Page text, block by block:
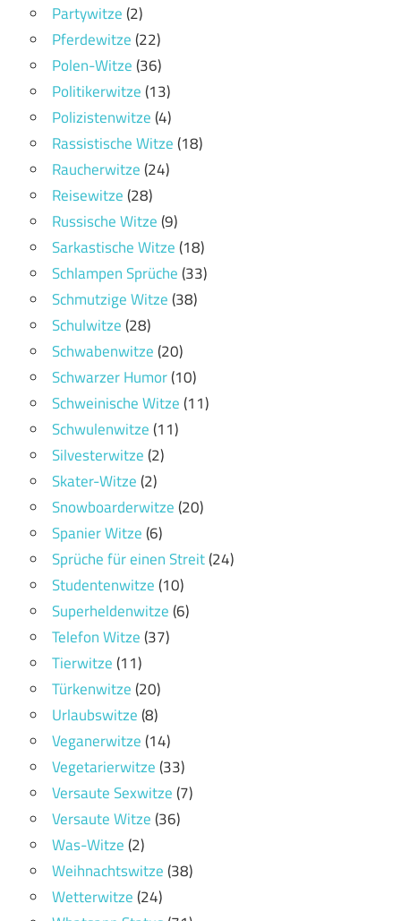
Partywitze(2)
Pferdewitze(22)
Polen-Witze(36)
Politikerwitze(13)
Polizistenwitze(4)
Rassistische Witze(18)
Raucherwitze(24)
Reisewitze(28)
Russische Witze(9)
Sarkastische Witze(18)
Schlampen Sprüche(33)
Schmutzige Witze(38)
Schulwitze(28)
Schwabenwitze(20)
Schwarzer Humor(10)
Schweinische Witze(11)
Schwulenwitze(11)
Silvesterwitze(2)
Skater-Witze(2)
Snowboarderwitze(20)
Spanier Witze(6)
Sprüche für einen Streit(24)
Studentenwitze(10)
Superheldenwitze(6)
Telefon Witze(37)
Tierwitze(11)
Türkenwitze(20)
Urlaubswitze(8)
Veganerwitze(14)
Vegetarierwitze(33)
Versaute Sexwitze(7)
Versaute Witze(36)
Was-Witze(2)
Weihnachtswitze(38)
Wetterwitze(24)